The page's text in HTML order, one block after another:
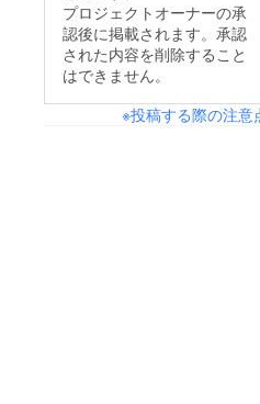
プロジェクトオーナーの承
認後に掲載されます。承認
された内容を削除すること
はできません。
※投稿する際の注意